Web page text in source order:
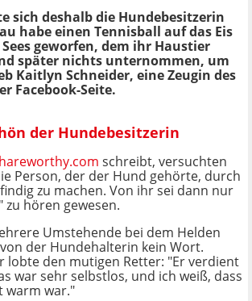
sich deshalb die Hundebesitzerin
habe einen Tennisball auf das Eis
geworfen, dem ihr Haustier
später nichts unternommen, um
Kaitlyn Schneider, eine Zeugin des
Facebook-Seite.
der Hundebesitzerin
schreibt, versuchten
Person, der der Hund gehörte, durch
zu machen. Von ihr sei dann nur
zu hören gewesen.
Umstehende bei dem Helden
der Hundehalterin kein Wort.
lobte den mutigen Retter: "Er verdient
war sehr selbstlos, und ich weiß, dass
warm war."